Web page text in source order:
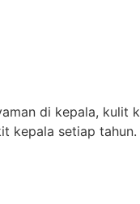
di kepala, kulit
kepala setiap